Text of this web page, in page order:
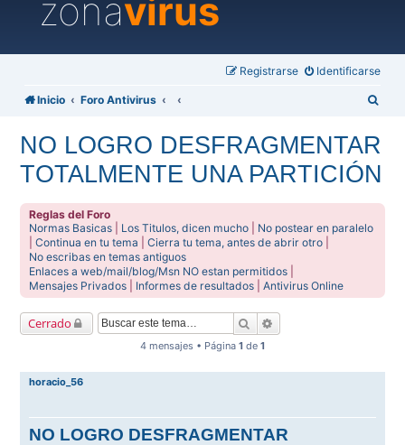
zonavirus
Identificarse
Registrarse
Inicio Foro Antivirus
c
NO LOGRO DESFRAGMENTAR
TOTALMENTE UNA PARTICIÓN
Reglas del Foro
Normas Basicas
Los Titulos, dicen mucho
No postear en paralelo
|Continua en tu tema |Cierra tu tema, antes de abrir otro
No escribas en temas antiguos
Enlaces a web/mail/blog/Msn NO estan permitidos
Mensajes Privados
Informes de resultados |Antivirus Online
Cerrado Buscar
4 mensajes • Página 1 de 1
horacio_56
NO LOGRO DESFRAGMENTAR